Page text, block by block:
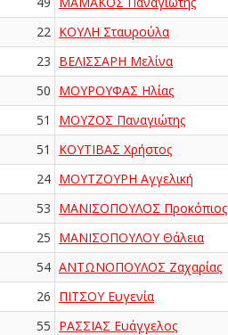
22 ΚΟΥΛΗ Σταυρούλα
23 ΒΕΛΙΣΣΑΡΗ Μελίνα
50 ΜΟΥΡΟΥΦΑΣ Ηλίας
51 ΜΟΥΖΟΣ Παναγιώτης
51 ΚΟΥΤΙΒΑΣ Χρήστος
24 ΜΟΥΤΖΟΥΡΗ Αγγελική
53 ΜΑΝΙΣΟΠΟΥΛΟΣ Προκόπιος
25 ΜΑΝΙΣΟΠΟΥΛΟΥ Θάλεια
54 ΑΝΤΩΝΟΠΟΥΛΟΣ Ζαχαρίας
26 ΠΙΤΣΟΥ Ευγενία
55 ΡΑΣΣΙΑΣ Ευάγγελος